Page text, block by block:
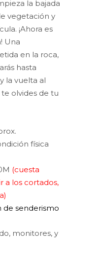
la bajada
vegetación y
¡Ahora es
Una
en la roca,
hasta
la vuelta al
te olvides de tu
física
(cuesta
a los cortados,
senderismo
monitores, y